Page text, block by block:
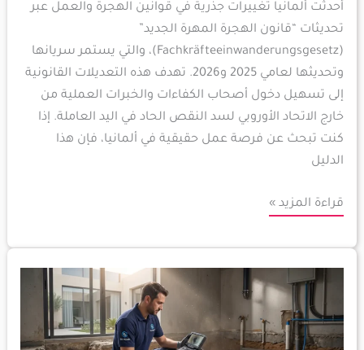
أحدثت ألمانيا تغييرات جذرية في قوانين الهجرة والعمل عبر
تحديثات “قانون الهجرة المهرة الجديد”
(Fachkräfteeinwanderungsgesetz)، والتي يستمر سريانها
وتحديثها لعامي 2025 و2026. تهدف هذه التعديلات القانونية
إلى تسهيل دخول أصحاب الكفاءات والخبرات العملية من
خارج الاتحاد الأوروبي لسد النقص الحاد في اليد العاملة. إذا
كنت تبحث عن فرصة عمل حقيقية في ألمانيا، فإن هذا
الدليل
قراءة المزيد »
الدليل
الهندسي
الشامل:
الخطوات